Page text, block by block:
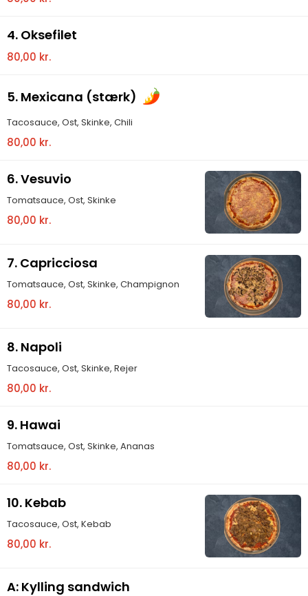
4. Oksefilet
80,00 kr.
5. Mexicana (stærk)
Tacosauce, Ost, Skinke, Chili
80,00 kr.
6. Vesuvio
Tomatsauce, Ost, Skinke
80,00 kr.
7. Capricciosa
Tomatsauce, Ost, Skinke, Champignon
80,00 kr.
8. Napoli
Tacosauce, Ost, Skinke, Rejer
80,00 kr.
9. Hawai
Tomatsauce, Ost, Skinke, Ananas
80,00 kr.
10. Kebab
Tacosauce, Ost, Kebab
80,00 kr.
A: Kylling sandwich